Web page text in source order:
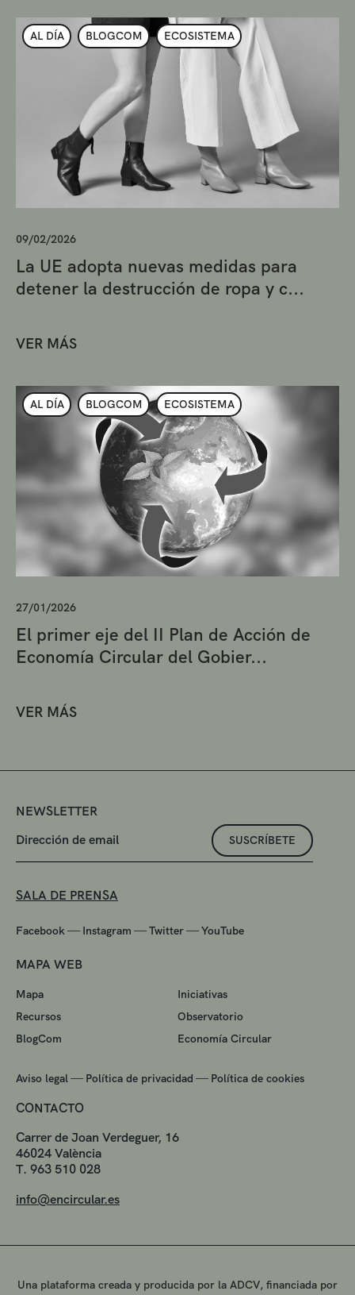
AL DÍA BLOGCOM ECOSISTEMA
09/02/2026
La UE adopta nuevas medidas para
detener la destrucción de ropa y c...
VER MÁS
AL DÍA BLOGCOM ECOSISTEMA
27/01/2026
El primer eje del II Plan de Acción de
Economía Circular del Gobier...
VER MÁS
NEWSLETTER
SUSCRÍBETE
SALA DE PRENSA
Facebook — Instagram —Twitter—YouTube
MAPA WEB
Mapa
Iniciativas
Recursos
Observatorio
BlogCom
Economía Circular
Aviso legal — Política de privacidad — Política de cookies
CONTACTO
Carrer de Joan Verdeguer, 16
46024 València
T. 963 510 028
info@encircular.es
Una plataforma creada y producida por la ADCV, financiada por